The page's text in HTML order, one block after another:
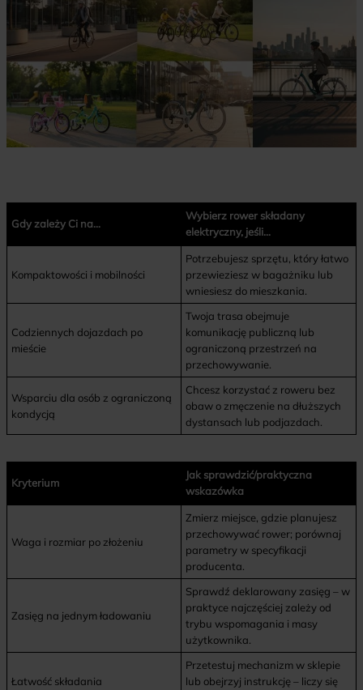
Gdy zależy Ci na…
Wybierz rower składany
elektryczny, jeśli…
Kompaktowości i mobilności
Potrzebujesz sprzętu, który łatwo
przewieziesz w bagażniku lub
wniesiesz do mieszkania.
Codziennych dojazdach po
mieście
Twoja trasa obejmuje
komunikację publiczną lub
ograniczoną przestrzeń na
przechowywanie.
Wsparciu dla osób z ograniczoną
kondycją
Chcesz korzystać z roweru bez
obaw o zmęczenie na dłuższych
dystansach lub podjazdach.
Kryterium
Jak sprawdzić/praktyczna
wskazówka
Waga i rozmiar po złożeniu
Zmierz miejsce, gdzie planujesz
przechowywać rower; porównaj
parametry w specyfikacji
producenta.
Zasięg na jednym ładowaniu
Sprawdź deklarowany zasięg – w
praktyce najczęściej zależy od
trybu wspomagania i masy
użytkownika.
Łatwość składania
Przetestuj mechanizm w sklepie
lub obejrzyj instrukcję – liczy się